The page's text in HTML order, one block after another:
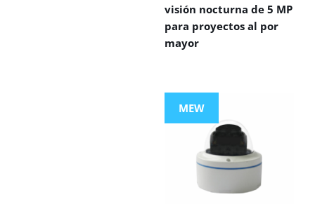
visión nocturna de 5 MP
para proyectos al por
mayor
MEW